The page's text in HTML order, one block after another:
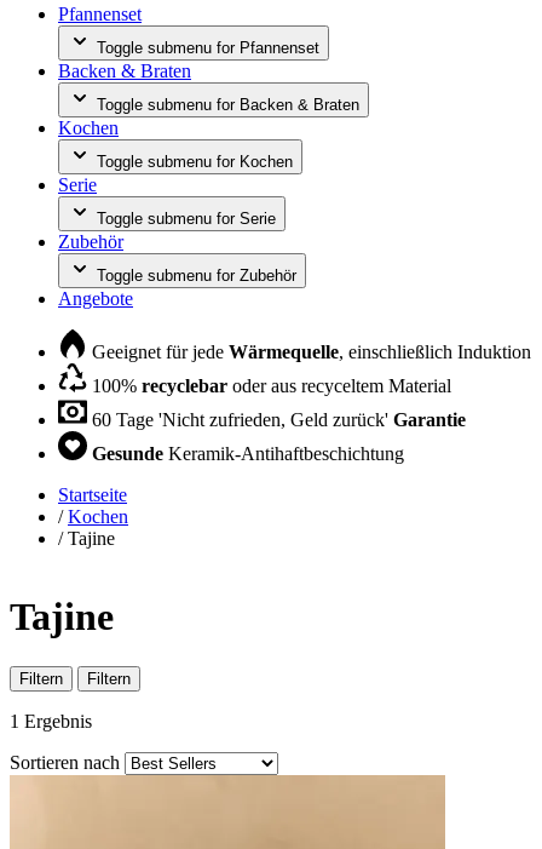
Pfannenset
Toggle submenu for Pfannenset
Backen & Braten
Toggle submenu for Backen & Braten
Kochen
Toggle submenu for Kochen
Serie
Toggle submenu for Serie
Zubehör
Toggle submenu for Zubehör
Angebote
Geeignet für jede Wärmequelle, einschließlich Induktion
100% recyclebar oder aus recyceltem Material
60 Tage 'Nicht zufrieden, Geld zurück' Garantie
Gesunde Keramik-Antihaftbeschichtung
Startseite
/ Kochen
/ Tajine
Tajine
Filtern Filtern
1 Ergebnis
Sortieren nach